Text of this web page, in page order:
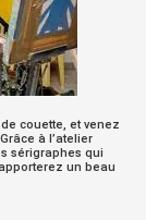
couette, et venez
à l’atelier
sérigraphes qui
un beau